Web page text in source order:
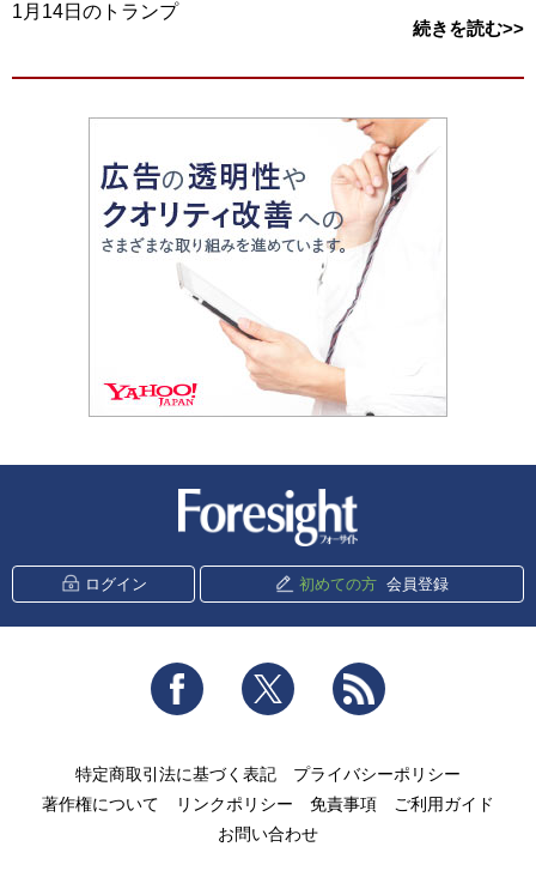
1月14日のトランプ
続きを読む>>
ログイン 初めての方 会員登録
Facebook Twitter
特定商取引法に基づく表記
プライバシーポリシー
著作権について
リンクポリシー 免責事項
ご利用ガイド
お問い合わせ